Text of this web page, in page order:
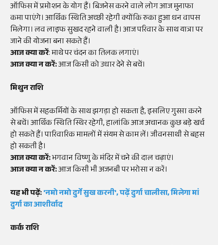
ऑफिस में प्रमोशन के योग हैं। बिजनेस करने वाले लोग आज मुनाफा
कमा पाएंगे। आर्थिक स्थिति अच्छी रहेगी क्योंकि रुका हुआ धन वापस
मिलेगा। लव लाइफ सुखद रहने वाली है। आज परिवार के साथ यात्रा पर
जाने की योजना बना सकते हैं।
आज क्या करें: माथे पर चंदन का तिलक लगाएं।
आज क्या न करें:आज किसी को उधार देने से बचें।
मिथुन राशि
ऑफिस में सहकर्मियों के साथ झगड़ा हो सकता है, इसलिए गुस्सा करने
से बचें। आर्थिक स्थिति स्थिर रहेगी, हालांकि आज अचानक कुछ बड़े खर्च
हो सकते हैं। पारिवारिक मामलों में संयम से काम लें। जीवनसाथी से बहस
हो सकती है।
आज क्या करें:भगवान विष्णु के मंदिर में चने की दाल चढ़ाएं।
आज क्या न करें:आज किसी भी अजनबी पर भरोसा न करें।
यह भी पढ़ें:'नमो नमो दुर्गे सुख करनी', पढ़ें दुर्गा चालीसा, मिलेगा मां
दुर्गा का आशीर्वाद
कर्क राशि